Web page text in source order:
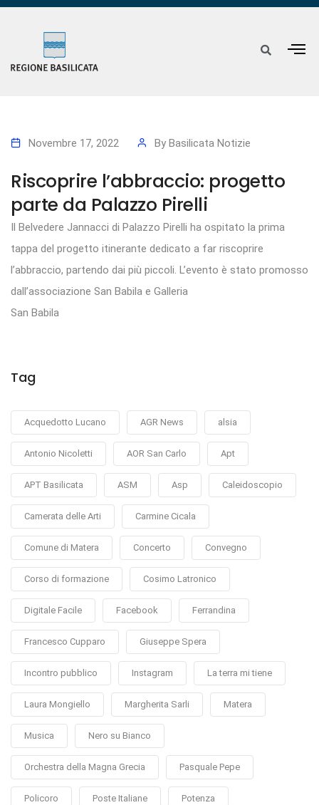
Novembre 17, 2022 By Basilicata Notizie
Riscoprire l’abbraccio: progetto
parte da Palazzo Pirelli
Il Belvedere Jannacci di Palazzo Pirelli ha ospitato la prima
tappa del progetto itinerante dedicato a far riscoprire
l’abbraccio, partendo dai più piccoli. L’evento è stato promosso
dall’associazione San Babila e Galleria
San Babila
Tag
Acquedotto Lucano AGR News alsia
Antonio Nicoletti AOR San Carlo Apt
APT Basilicata ASM Asp Caleidoscopio
Camerata delle Arti Carmine Cicala
Comune di Matera Concerto Convegno
Corso di formazione Cosimo Latronico
Digitale Facile Facebook Ferrandina
Francesco Cupparo Giuseppe Spera
Incontro pubblico Instagram La terra mi tiene
Laura Mongiello Margherita Sarli Matera
Musica Nero su Bianco
Orchestra della Magna Grecia Pasquale Pepe
Policoro Poste Italiane Potenza